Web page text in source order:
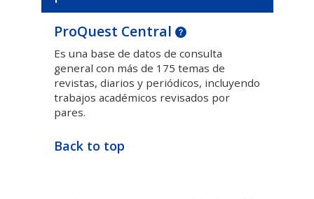
ProQuest Central
Es una base de datos de consulta
general con más de 175 temas de
revistas, diarios y periódicos, incluyendo
trabajos académicos revisados por
pares.
Back to top